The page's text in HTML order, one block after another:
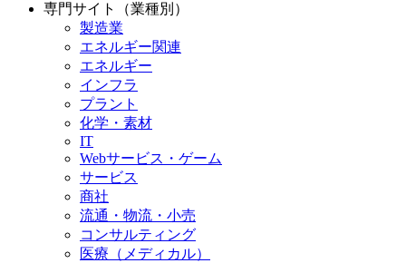
専門サイト（業種別）
製造業
エネルギー関連
エネルギー
インフラ
プラント
化学・素材
IT
Webサービス・ゲーム
サービス
商社
流通・物流・小売
コンサルティング
医療（メディカル）